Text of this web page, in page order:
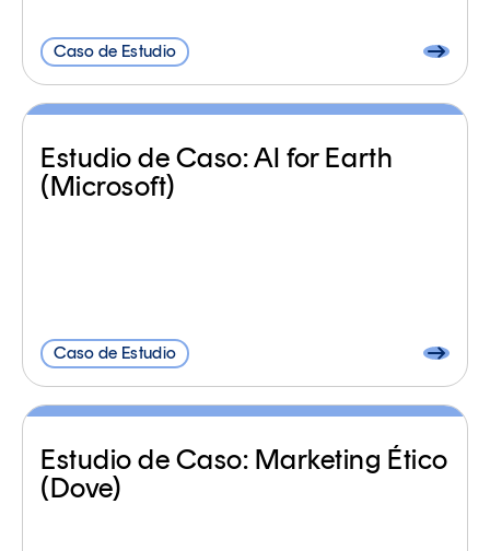
Caso de Estudio
Estudio de Caso: AI for Earth
(Microsoft)
Caso de Estudio
Estudio de Caso: Marketing Ético
(Dove)